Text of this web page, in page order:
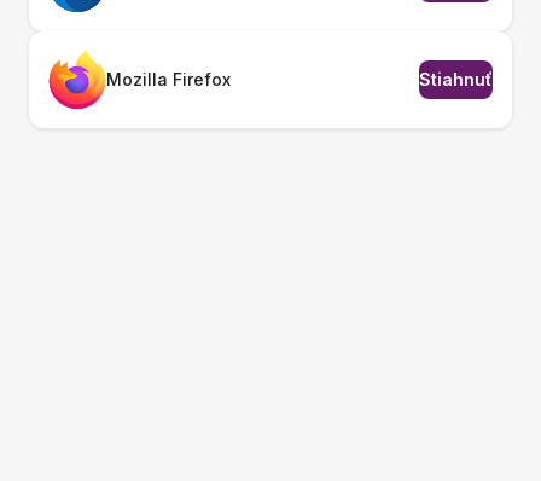
Mozilla Firefox Stiahnuť